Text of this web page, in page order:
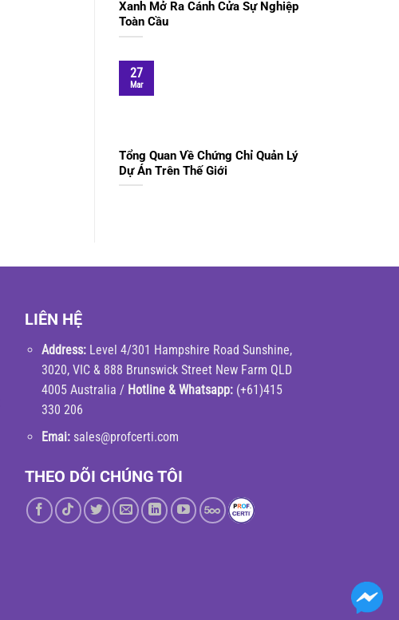
Xanh Mở Ra Cánh Cửa Sự Nghiệp
Toàn Cầu
Tổng Quan Về Chứng Chỉ Quản Lý
Dự Án Trên Thế Giới
27
Mar
LIÊN HỆ
Address: Level 4/301 Hampshire Road Sunshine,
3020, VIC & 888 Brunswick Street New Farm QLD
4005 Australia / Hotline & Whatsapp: (+61)415
330 206
Emai: sales@profcerti.com
THEO DÕI CHÚNG TÔI